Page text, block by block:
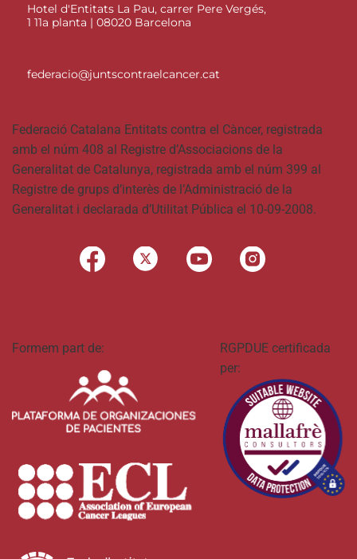
Hotel d'Entitats La Pau, carrer Pere Vergés,
1 11a planta | 08020 Barcelona
federacio@juntscontraelcancer.cat
Federació Catalana Entitats contra el Càncer, registrada
amb el núm 408 al Registre d’Associacions de la
Generalitat de Catalunya, registrada amb el núm 399 al
Registre de grups d’interès de l’Administració de la
Generalitat i declarada d’Utilitat Pública el 10-09-2008.
Formem part de:
RGPDUE certificada
per: